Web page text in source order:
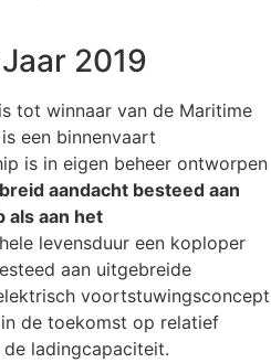
2019
tot winnaar van de Maritime
een binnenvaart
is in eigen beheer ontworpen
aandacht besteed aan
als aan het
levensduur een koploper
aan uitgebreide
voortstuwingsconcept
de toekomst op relatief
ladingcapaciteit.